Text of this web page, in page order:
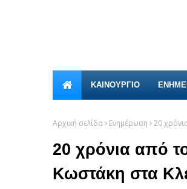
ΚΑΙΝΟΎΡΓΙΟ
Αρχική σελίδα Ενημέρωση 20
20 χρόνια από
Κωστάκη στα